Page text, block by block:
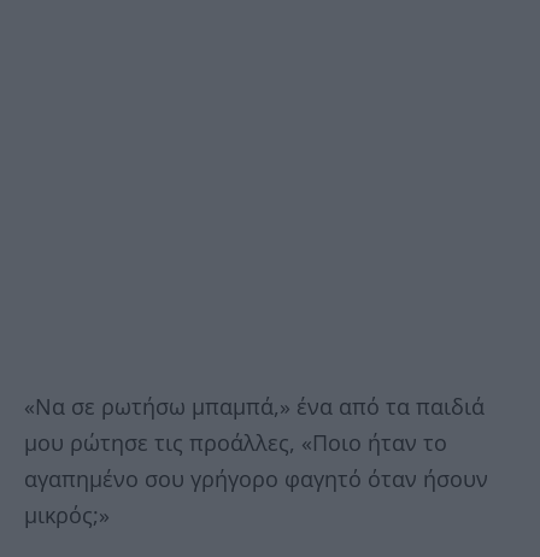
«Να σε ρωτήσω μπαμπά,» ένα από τα παιδιά
μου ρώτησε τις προάλλες, «Ποιο ήταν το
αγαπημένο σου γρήγορο φαγητό όταν ήσουν
μικρός;»